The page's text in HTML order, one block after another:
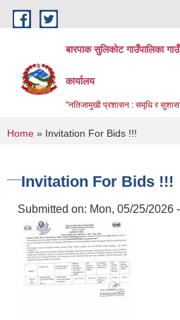
Skip to main content
बारपाक सुलिकोट गाउँपालिका गाउँ
कार्यालय
"नतिजामुखी प्रशासन : समृधि र
You are here
Home » Invitation For Bids !!!
Invitation For Bids !!!
Submitted on: Mon, 05/25/2026